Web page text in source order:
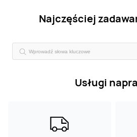
Najczęściej
Usługi